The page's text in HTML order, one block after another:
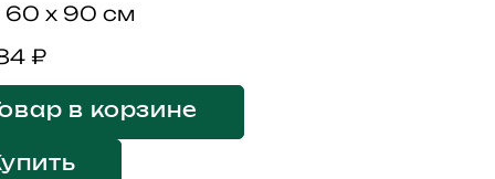
60 x 90 см
₽
в корзине